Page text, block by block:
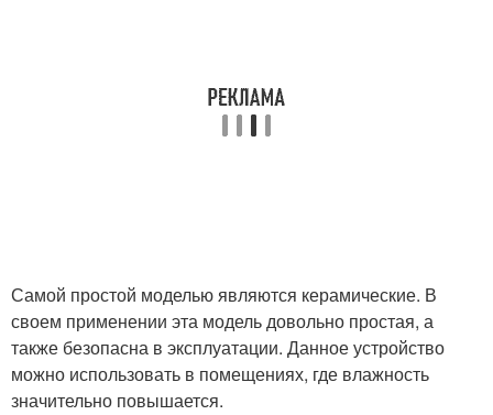
Самой простой моделью являются керамические. В
своем применении эта модель довольно простая, а
также безопасна в эксплуатации. Данное устройство
можно использовать в помещениях, где влажность
значительно повышается.